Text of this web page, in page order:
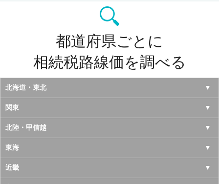
都道府県ごとに
相続税路線価を調べる
北海道・東北
北海道
青森県
岩手県
宮城県
関東
東京都
神奈川県
千葉県
北陸・甲信越
山梨県
長野県
東海
愛知県
近畿